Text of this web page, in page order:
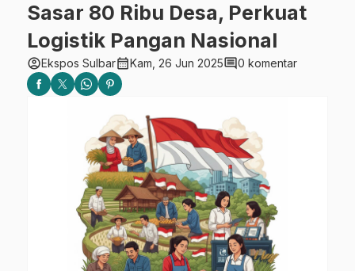
Sasar 80 Ribu Desa, Perkuat
Logistik Pangan Nasional
account_circleEkspos Sulbarcalendar_monthKam, 26 Jun 2025comment0 komentar